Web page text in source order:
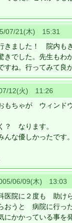
21(木) 15:31
きました！ 院内も
きでした。先生もわ
ね。行ってみて良か
12(火) 11:26
ちゃが ウィンド
？ なります。
んな優しかったです
06/09(木) 13:03
医院に２度も 助け
おうと 病院に行っ
にかかっている事を